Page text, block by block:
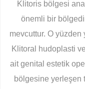
Klitoris bölgesi
önemli bir
mevcuttur. O yüzden
Klitoral hudoplasti
ait genital estetik
bölgesine yerleşen